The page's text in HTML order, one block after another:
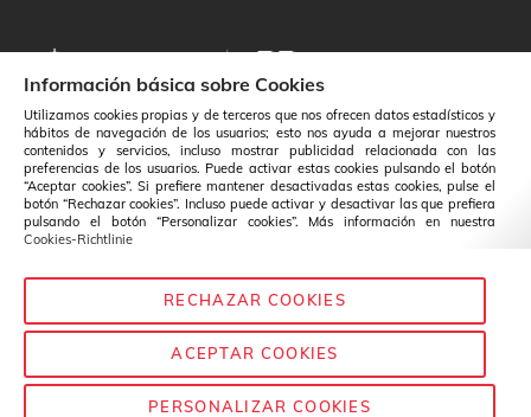
Deutsch Austausch
Información básica sobre Cookies
Utilizamos cookies propias y de terceros que nos ofrecen datos estadísticos y
hábitos de navegación de los usuarios; esto nos ayuda a mejorar nuestros
contenidos y servicios, incluso mostrar publicidad relacionada con las
preferencias de los usuarios. Puede activar estas cookies pulsando el botón
“Aceptar cookies”. Si prefiere mantener desactivadas estas cookies, pulse el
botón “Rechazar cookies”. Incluso puede activar y desactivar las que prefiera
pulsando el botón “Personalizar cookies”. Más información en nuestra
Cookies-Richtlinie
RECHAZAR COOKIES
ACEPTAR COOKIES
PERSONALIZAR COOKIES